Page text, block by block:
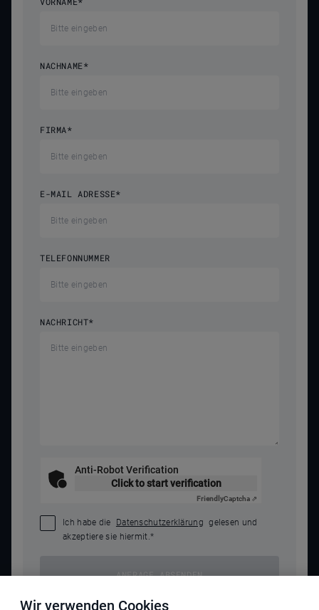
NACHNAME*
FIRMA*
E-MAIL ADRESSE*
TELEFONNUMMER
NACHRICHT*
Anti-Robot Verification
Click to start verification
FriendlyCaptcha ⇗
Ich habe die Datenschutzerklärung gelesen und
akzeptiere sie hiermit.*
ANFRAGE ABSENDEN
Wir verwenden Cookies